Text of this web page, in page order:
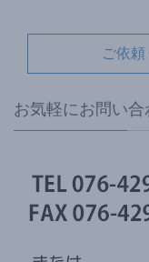
ご依
お気軽にお問い